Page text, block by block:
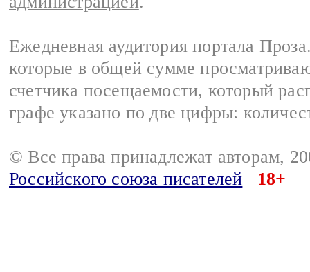
Ежедневная аудитория портала
которые в общей сумме
счетчика посещаемости, который
графе указано по две цифры:
© Все права принадлежат авторам,
Российского союза писателей
18+